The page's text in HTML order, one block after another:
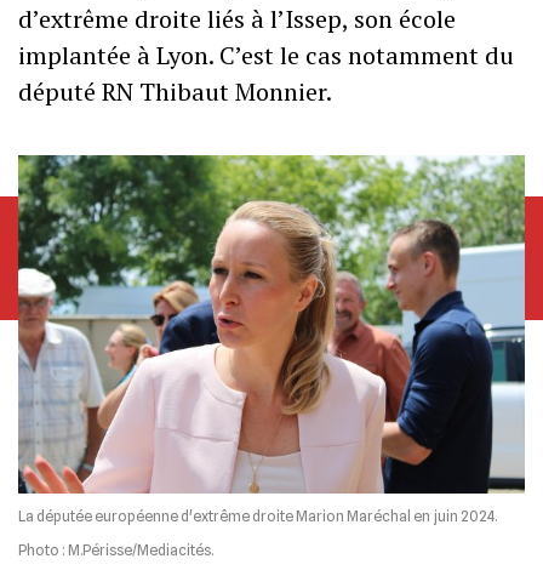
d’extrême droite liés à l’Issep, son école
implantée à Lyon. C’est le cas notamment du
député RN Thibaut Monnier.
La députée européenne d'extrême droite Marion Maréchal en juin 2024.
Photo : M.Périsse/Mediacités.